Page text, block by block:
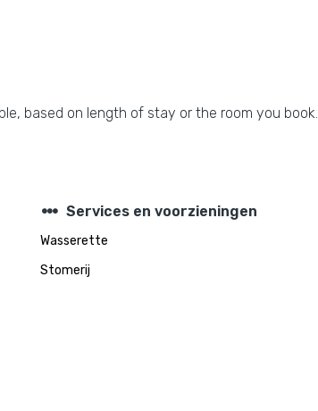
based on length of stay or the room you book.
steppers Services en voorzieningen
Wasserette
Stomerij